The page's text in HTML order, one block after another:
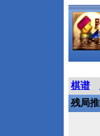
棋谱
残局